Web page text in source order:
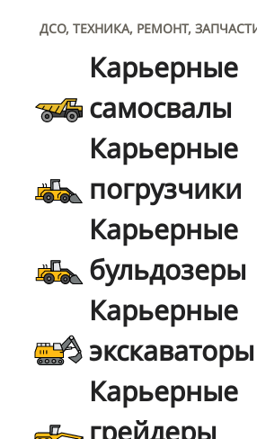
ДСО, ТЕХНИКА, РЕМОНТ,
Карьерные
самосвалы
Карьерные
погрузчики
Карьерные
бульдозеры
Карьерные
экскаваторы
Карьерные
грейдеры